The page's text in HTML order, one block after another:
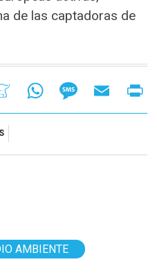
de las captadoras de
MeneameWhatsAppMessageEmail
AMBIENTE